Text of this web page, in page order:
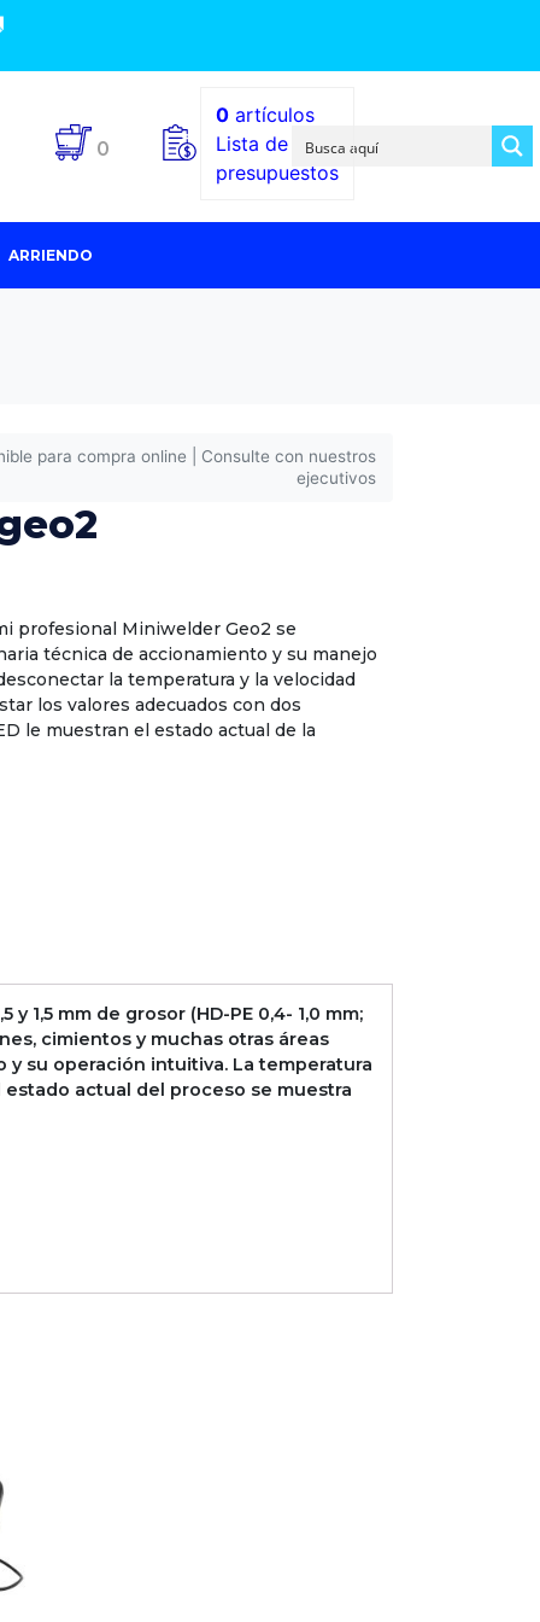
0
0artículos
Lista de
presupuestos
ARRIENDO
para compra online | Consulte con nuestros
ejecutivos
profesional Miniwelder Geo2 se
técnica de accionamiento y su manejo
la temperatura y la velocidad
los valores adecuados con dos
le muestran el estado actual de la
1,5 mm de grosor (HD-PE 0,4- 1,0 mm;
cimientos y muchas otras áreas
su operación intuitiva. La temperatura
actual del proceso se muestra